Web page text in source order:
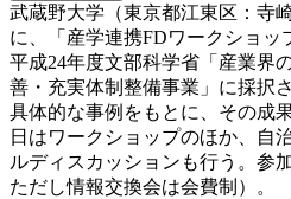
武蔵野大学（東京都江東区：寺
に、「産学連携FDワークショッ
平成24年度文部科学省「産業界
善・充実体制整備事業」に採択
具体的な事例をもとに、その成
日はワークショップのほか、自
ルディスカッションも行う。参
ただし情報交換会は会費制）。